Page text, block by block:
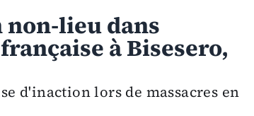
lieu dans
à Bisesero,
d'inaction lors de massacres en